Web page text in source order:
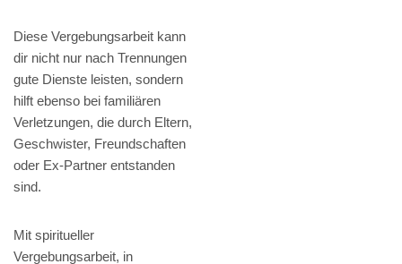
Diese Vergebungsarbeit kann
dir nicht nur nach Trennungen
gute Dienste leisten, sondern
hilft ebenso bei familiären
Verletzungen, die durch Eltern,
Geschwister, Freundschaften
oder Ex-Partner entstanden
sind.
Mit spiritueller
Vergebungsarbeit, in